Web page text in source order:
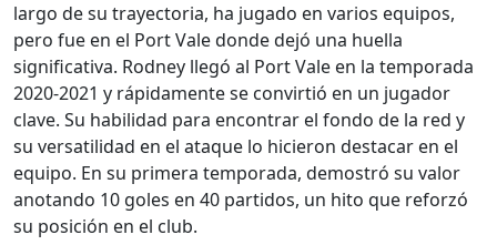
largo de su trayectoria, ha jugado en varios equipos,
pero fue en el Port Vale donde dejó una huella
significativa. Rodney llegó al Port Vale en la temporada
2020-2021 y rápidamente se convirtió en un jugador
clave. Su habilidad para encontrar el fondo de la red y
su versatilidad en el ataque lo hicieron destacar en el
equipo. En su primera temporada, demostró su valor
anotando 10 goles en 40 partidos, un hito que reforzó
su posición en el club.